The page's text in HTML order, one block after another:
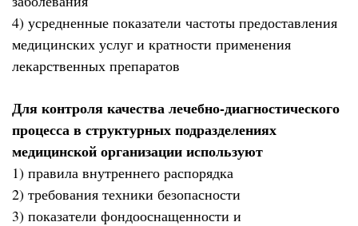
4) усредненные показатели частоты предоставления
медицинских услуг и кратности применения
лекарственных препаратов
Для контроля качества лечебно-диагностического
процесса в структурных подразделениях
медицинской организации используют
1) правила внутреннего распорядка
2) требования техники безопасности
3) показатели фондооснащенности и